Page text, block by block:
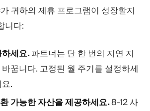
귀하의 제휴 프로그램이 성장할지
니다:
세요.파트너는 단 한 번의 지연 지
꿉니다. 고정된 월 주기를 설정하세
.
가능한 자산을 제공하세요.8-12 사